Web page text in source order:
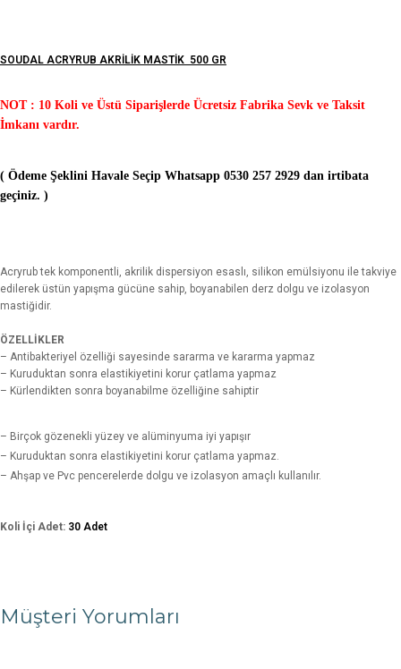
SOUDAL ACRYRUB AKRİLİK MASTİK 500 GR
NOT : 10 Koli ve Üstü Siparişlerde Ücretsiz Fabrika Sevk ve Taksit
İmkanı vardır.
( Ödeme Şeklini Havale Seçip Whatsapp 0530 257 2929 dan irtibata
geçiniz. )
Acryrub tek komponentli, akrilik dispersiyon esaslı, silikon emülsiyonu ile takviye
edilerek üstün yapışma gücüne sahip, boyanabilen derz dolgu ve izolasyon
mastiğidir.
ÖZELLİKLER
– Antibakteriyel özelliği sayesinde sararma ve kararma yapmaz
– Kuruduktan sonra elastikiyetini korur çatlama yapmaz
– Kürlendikten sonra boyanabilme özelliğine sahiptir
– Birçok gözenekli yüzey ve alüminyuma iyi yapışır
– Kuruduktan sonra elastikiyetini korur çatlama yapmaz.
– Ahşap ve Pvc pencerelerde dolgu ve izolasyon amaçlı kullanılır.
Koli İçi Adet: 30 Adet
Müşteri Yorumları